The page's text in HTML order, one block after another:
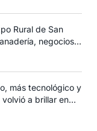
Rural de San
negocios y
más tecnológico y
volvió a brillar en